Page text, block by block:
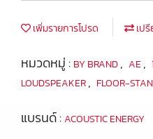
เพิ่มรายการโปรด เป
หมวดหมู่ : BY BRAND, AE ,
LOUDSPEAKER, FLOOR-
แบรนด์ :ACOUSTIC ENERGY